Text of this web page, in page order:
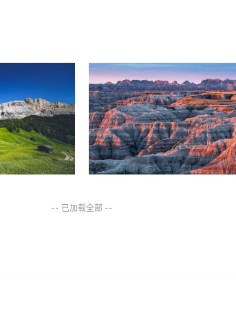
-- 已加载全部 --